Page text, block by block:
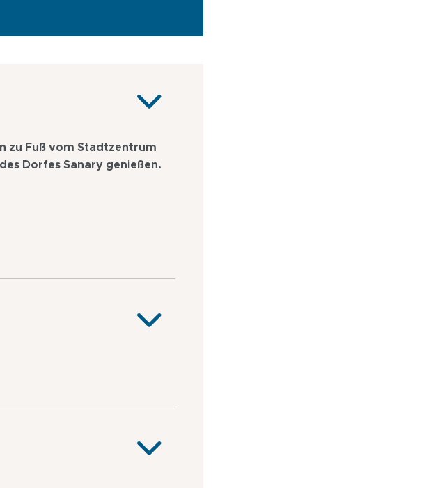
zu Fuß vom Stadtzentrum
Dorfes Sanary genießen.